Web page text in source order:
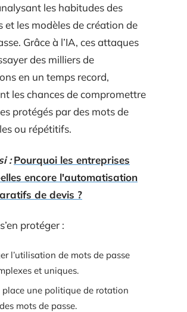
les habitudes des
et les modèles de création de
Grâce à l’IA, ces attaques
des milliers de
en un temps record,
les chances de compromettre
protégés par des mots de
ou répétitifs.
: Pourquoi les entreprises
encore l'automatisation
de devis ?
protéger :
l’utilisation de mots de passe
et uniques.
place une politique de rotation
mots de passe.